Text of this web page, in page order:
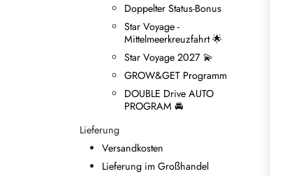
Doppelter Status-Bonus
Star Voyage -
Mittelmeerkreuzfahrt 🌟
Star Voyage 2027 💫
GROW&GET Programm
DOUBLE Drive AUTO
PROGRAM 🚘
Lieferung
Versandkosten
Lieferung im Großhandel